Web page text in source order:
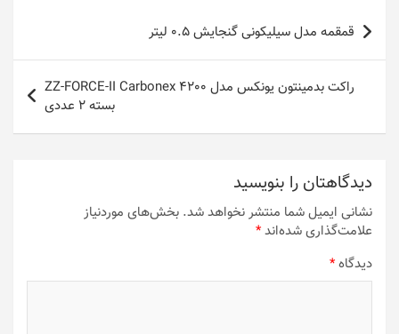
راهبری
نوشته
قمقمه مدل سیلیکونی گنجایش 0.5 لیتر
راکت بدمینتون یونکس مدل ZZ-FORCE-II Carbonex 4200
بسته 2 عددی
دیدگاهتان را بنویسید
نشانی ایمیل شما منتشر نخواهد شد. بخش‌های موردنیاز
علامت‌گذاری شده‌اند*
دیدگاه*